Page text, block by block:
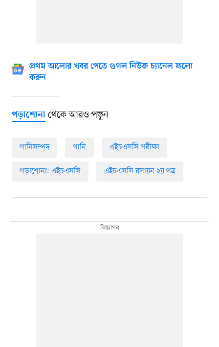
প্রথম আলোর খবর পেতে গুগল নিউজ চ্যানেল ফলো
করুন
পড়াশোনাথেকে আরও পড়ুন
পানিসম্পদ পানি এইচএসসি পরীক্ষা
পড়াশোনা: এইচএসসি এইচএসসি রসায়ন ২য় পত্র